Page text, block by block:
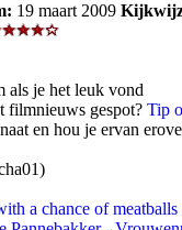
19 maart 2009
als je het leuk vond
filmnieuws gespot? Tip
en hou je ervan
a chance of meatballs